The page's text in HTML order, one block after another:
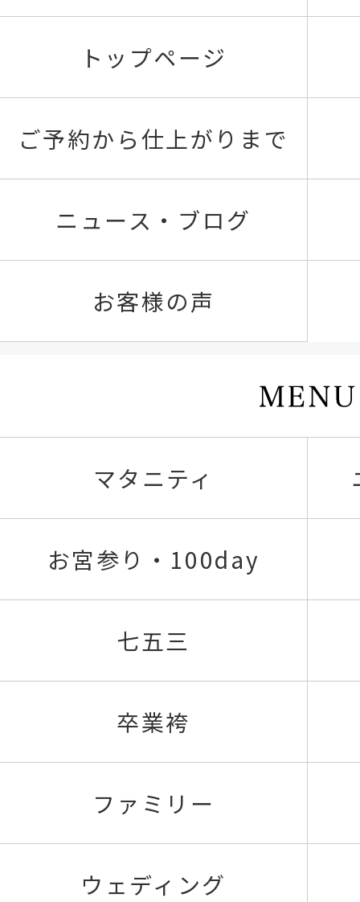
トップページ
ご予約から仕上がりまで
ニュース・ブログ
お客様の声
マタニティ
お宮参り・100day
七五三
卒業袴
ファミリー
ウェディング